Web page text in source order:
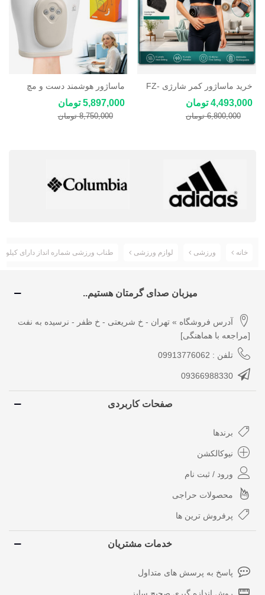
خرید ماساژور کمر شارژی FZ-
حالت ویبره
4,493,000 تومان
6,800,000 تومان
ماساژور هوشمند دست و مچ
دست شارژی YT-2502
5,897,000 تومان
8,750,000 تومان
خانه ورزشی لوازم ورزشی طناب ورزشی شماره انداز دارای
میزبان صدای گرمتان هستیم..
آدرس فروشگاه » تهران - خ شریعتی - خ ظفر - نرسیده به نفت
[مراجعه با هماهنگی]
تلفن : 09913776062
09366988330
صفحات کاربردی
برندها
نیوکالکشن
ورود / ثبت نام
محصولات حراجی
پرفروش ترین ها
خدمات مشتریان
پاسخ به پرسش های متداول